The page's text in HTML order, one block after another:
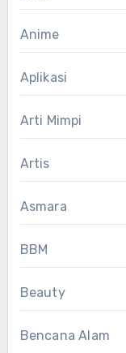
Anime
Aplikasi
Arti Mimpi
Artis
Asmara
BBM
Beauty
Bencana Alam